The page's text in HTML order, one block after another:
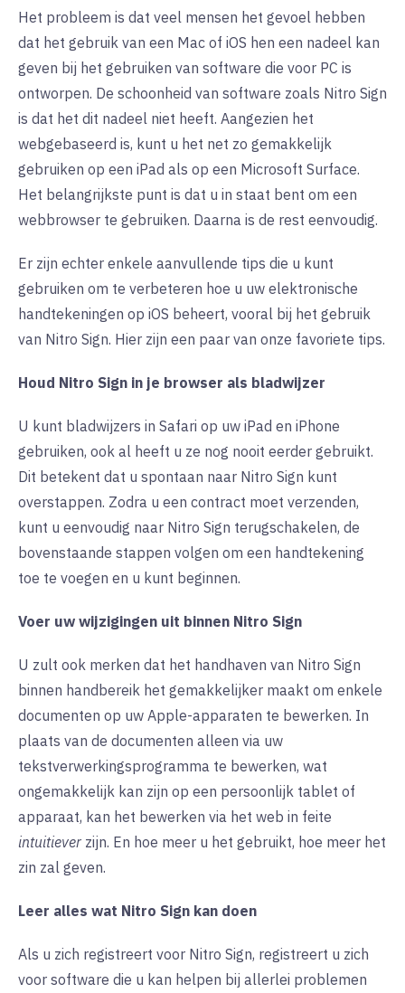
Het probleem is dat veel mensen het gevoel hebben
dat het gebruik van een Mac of iOS hen een nadeel kan
geven bij het gebruiken van software die voor PC is
ontworpen. De schoonheid van software zoals Nitro Sign
is dat het dit nadeel niet heeft. Aangezien het
webgebaseerd is, kunt u het net zo gemakkelijk
gebruiken op een iPad als op een Microsoft Surface.
Het belangrijkste punt is dat u in staat bent om een
webbrowser te gebruiken. Daarna is de rest eenvoudig.
Er zijn echter enkele aanvullende tips die u kunt
gebruiken om te verbeteren hoe u uw elektronische
handtekeningen op iOS beheert, vooral bij het gebruik
van Nitro Sign. Hier zijn een paar van onze favoriete tips.
Houd Nitro Sign in je browser als bladwijzer
U kunt bladwijzers in Safari op uw iPad en iPhone
gebruiken, ook al heeft u ze nog nooit eerder gebruikt.
Dit betekent dat u spontaan naar Nitro Sign kunt
overstappen. Zodra u een contract moet verzenden,
kunt u eenvoudig naar Nitro Sign terugschakelen, de
bovenstaande stappen volgen om een handtekening
toe te voegen en u kunt beginnen.
Voer uw wijzigingen uit binnen Nitro Sign
U zult ook merken dat het handhaven van Nitro Sign
binnen handbereik het gemakkelijker maakt om enkele
documenten op uw Apple-apparaten te bewerken. In
plaats van de documenten alleen via uw
tekstverwerkingsprogramma te bewerken, wat
ongemakkelijk kan zijn op een persoonlijk tablet of
apparaat, kan het bewerken via het web in feite
intuitiever zijn. En hoe meer u het gebruikt, hoe meer het
zin zal geven.
Leer alles wat Nitro Sign kan doen
Als u zich registreert voor Nitro Sign, registreert u zich
voor software die u kan helpen bij allerlei problemen